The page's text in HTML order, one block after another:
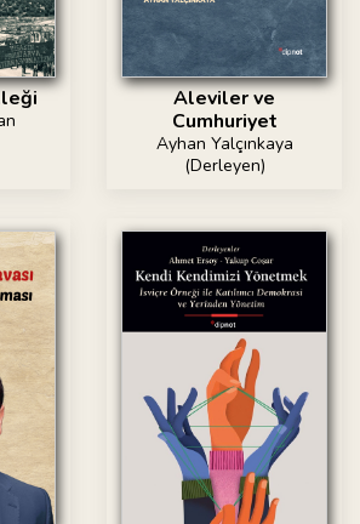
Aleviler ve
Cumhuriyet
Ayhan Yalçınkaya
(Derleyen)